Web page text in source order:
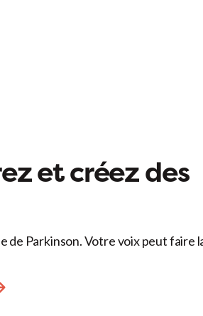
et créez des
de Parkinson. Votre voix peut faire